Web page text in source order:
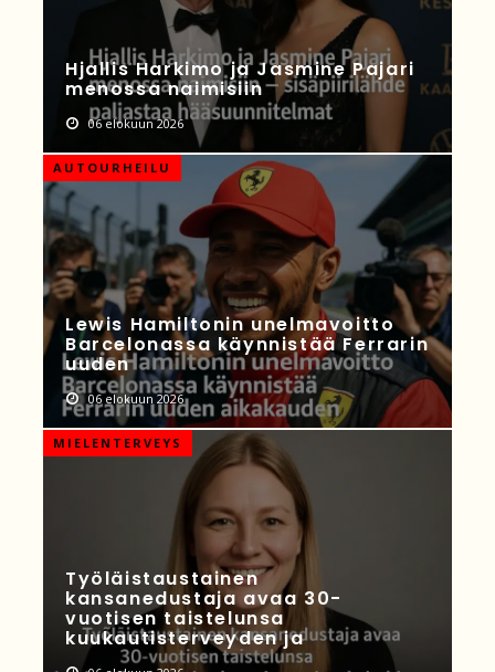
Hjallis Harkimo ja Jasmine Pajari
menossa naimisiin
06 elokuun 2026
AUTOURHEILU
Lewis Hamiltonin unelmavoitto
Barcelonassa käynnistää Ferrarin
uuden
06 elokuun 2026
MIELENTERVEYS
Työläistaustainen
kansanedustaja avaa 30-
vuotisen taistelunsa
kuukautisterveyden ja